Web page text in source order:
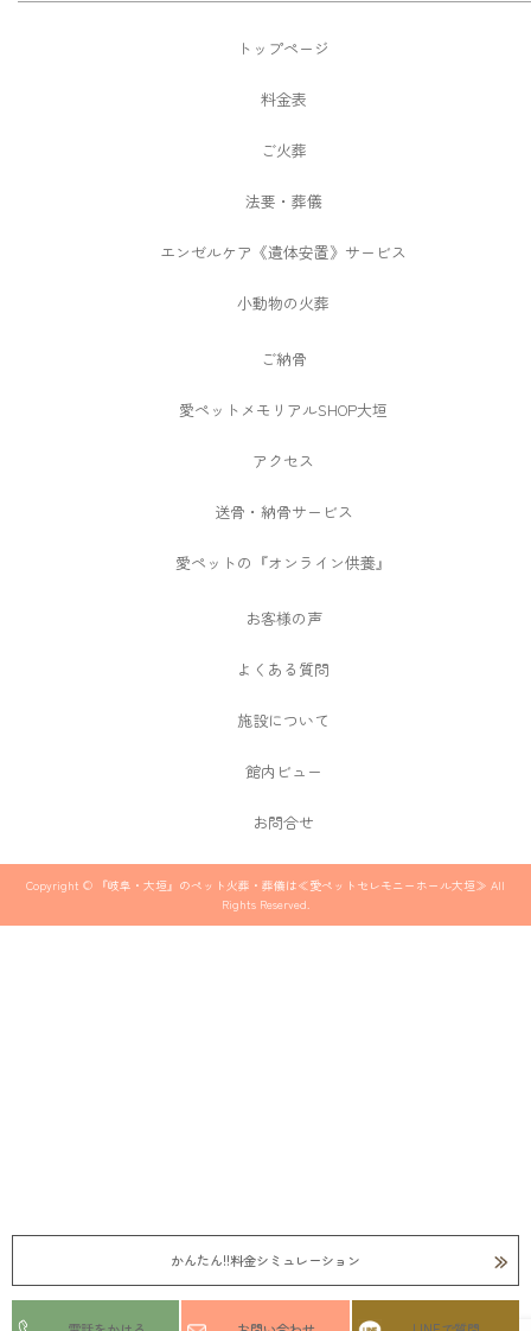
トップページ
料金表
ご火葬
法要・葬儀
エンゼルケア《遺体安置》サービス
小動物の火葬
ご納骨
愛ペットメモリアルSHOP大垣
アクセス
送骨・納骨サービス
愛ペットの『オンライン供養』
お客様の声
よくある質問
施設について
館内ビュー
お問合せ
Copyright © 『岐阜・大垣』のペット火葬・葬儀は≪愛ペットセレモニーホール大垣≫ All
Rights Reserved.
かんたん!!料金シミュレーション